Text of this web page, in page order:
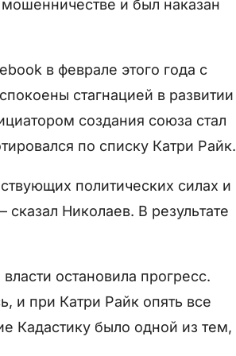
и был наказан
в феврале этого года с
стагнацией в развитии
создания союза стал
по списку Катри Райк.
политических силах и
Николаев. В результате
остановила прогресс.
и при Катри Райк опять все
Кадастику было одной из тем,